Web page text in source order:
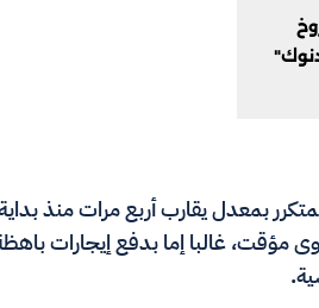
بمعدل يقارب أربع مرات منذ
غالبا إما بدفع إيجارات باهظة